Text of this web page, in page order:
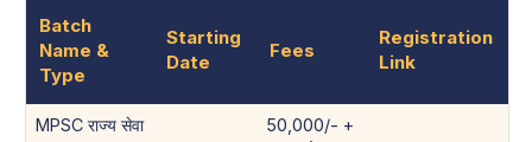
Batch
Name &
Type
Starting
Date
Fees
Registration
Link
MPSC राज्य सेवा
50,000/- +